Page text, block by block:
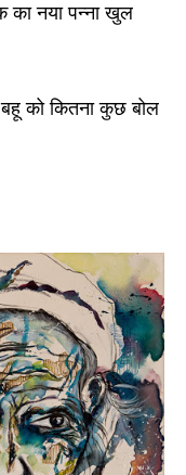
का नया पन्ना खुल
बहू को कितना कुछ बोल